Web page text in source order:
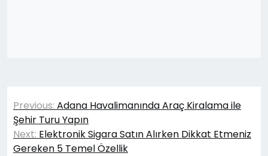
Yazı
gezinmesi
Previous: Adana Havalimanında Araç Kiralama ile
Şehir Turu Yapın
Next: Elektronik Sigara Satın Alırken Dikkat Etmeniz
Gereken 5 Temel Özellik